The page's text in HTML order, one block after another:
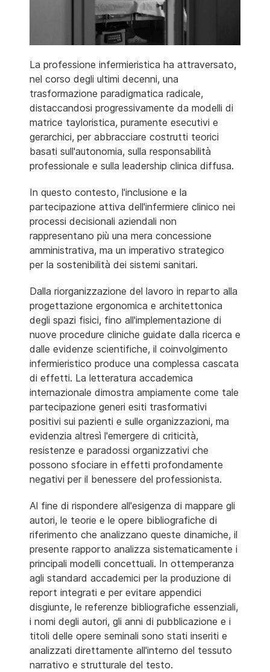
La professione infermieristica ha attraversato,
nel corso degli ultimi decenni, una
trasformazione paradigmatica radicale,
distaccandosi progressivamente da modelli di
matrice tayloristica, puramente esecutivi e
gerarchici, per abbracciare costrutti teorici
basati sull'autonomia, sulla responsabilità
professionale e sulla leadership clinica diffusa.
In questo contesto, l'inclusione e la
partecipazione attiva dell'infermiere clinico nei
processi decisionali aziendali non
rappresentano più una mera concessione
amministrativa, ma un imperativo strategico
per la sostenibilità dei sistemi sanitari.
Dalla riorganizzazione del lavoro in reparto alla
progettazione ergonomica e architettonica
degli spazi fisici, fino all'implementazione di
nuove procedure cliniche guidate dalla ricerca e
dalle evidenze scientifiche, il coinvolgimento
infermieristico produce una complessa cascata
di effetti. La letteratura accademica
internazionale dimostra ampiamente come tale
partecipazione generi esiti trasformativi
positivi sui pazienti e sulle organizzazioni, ma
evidenzia altresì l'emergere di criticità,
resistenze e paradossi organizzativi che
possono sfociare in effetti profondamente
negativi per il benessere del professionista.
Al fine di rispondere all'esigenza di mappare gli
autori, le teorie e le opere bibliografiche di
riferimento che analizzano queste dinamiche, il
presente rapporto analizza sistematicamente i
principali modelli concettuali. In ottemperanza
agli standard accademici per la produzione di
report integrati e per evitare appendici
disgiunte, le referenze bibliografiche essenziali,
i nomi degli autori, gli anni di pubblicazione e i
titoli delle opere seminali sono stati inseriti e
analizzati direttamente all'interno del tessuto
narrativo e strutturale del testo.